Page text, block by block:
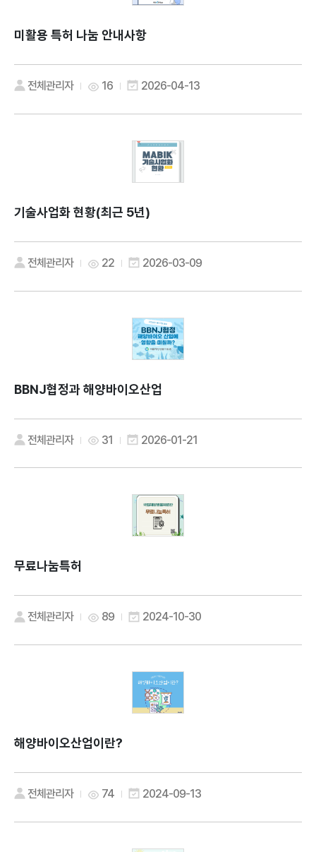
미활용 특허 나눔 안내사항
전체관리자 16 2026-04-13
기술사업화 현황(최근 5년)
전체관리자 22 2026-03-09
BBNJ협정과 해양바이오산업
전체관리자 31 2026-01-21
무료나눔특허
전체관리자 89 2024-10-30
해양바이오산업이란?
전체관리자 74 2024-09-13